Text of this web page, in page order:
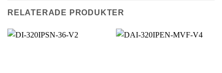
RELATERADE PRODUKTER